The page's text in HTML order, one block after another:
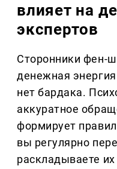
влияет на
экспертов
Сторонники фен-
денежная
нет бардака.
аккуратное
формирует
вы регулярно
раскладываете